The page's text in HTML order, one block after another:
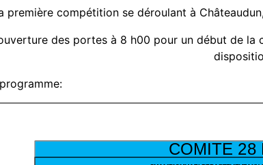
première compétition se déroulant à
des portes à 8 h00 pour un début de